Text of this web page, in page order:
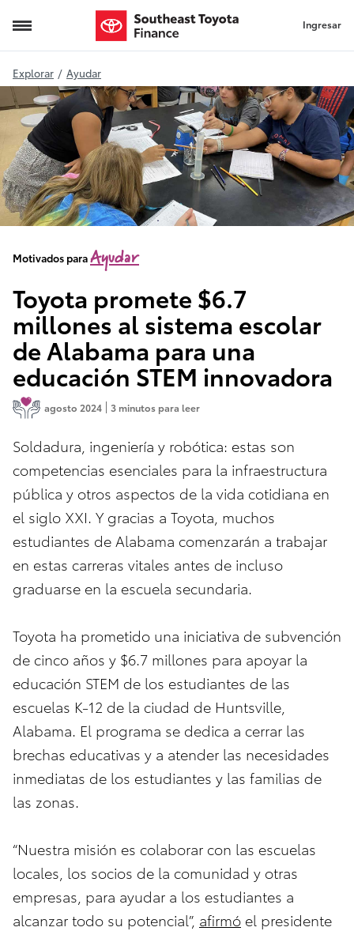
Ingresar
Explorar / Ayudar
Motivados paraAyudar
Toyota promete $6.7
millones al sistema escolar
de Alabama para una
educación STEM innovadora
agosto 2024 3 minutos para leer
Soldadura, ingeniería y robótica: estas son
competencias esenciales para la infraestructura
pública y otros aspectos de la vida cotidiana en
el siglo XXI. Y gracias a Toyota, muchos
estudiantes de Alabama comenzarán a trabajar
en estas carreras vitales antes de incluso
graduarse en la escuela secundaria.
Toyota ha prometido una iniciativa de subvención
de cinco años y $6.7 millones para apoyar la
educación STEM de los estudiantes de las
escuelas K-12 de la ciudad de Huntsville,
Alabama. El programa se dedica a cerrar las
brechas educativas y a atender las necesidades
inmediatas de los estudiantes y las familias de
las zonas.
“Nuestra misión es colaborar con las escuelas
locales, los socios de la comunidad y otras
empresas, para ayudar a los estudiantes a
alcanzar todo su potencial”, afirmó el presidente